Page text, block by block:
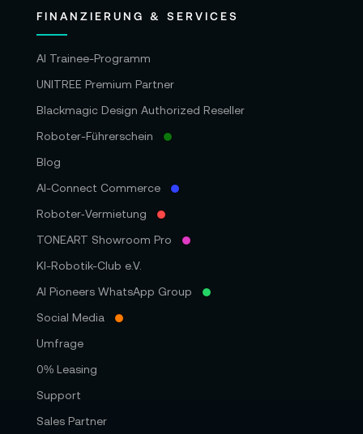
FINANZIERUNG & SERVICES
AI Trainee-Programm
UNITREE Premium Partner
Blackmagic Design Authorized Reseller
Roboter-Führerschein
Blog
AI-Connect Commerce
Roboter‑Vermietung
TONEART Showroom Pro
KI-Robotik-Club e.V.
AI Pioneers WhatsApp Group
Social Media
Umfrage
0% Leasing
Support
Sales Partner